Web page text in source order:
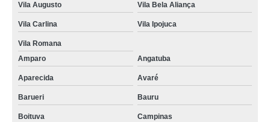
Vila Augusto Vila Bela Aliança
Vila Carlina Vila Ipojuca
Vila Romana
Amparo
Angatuba
Aparecida Avaré
Barueri Bauru
Boituva Campinas